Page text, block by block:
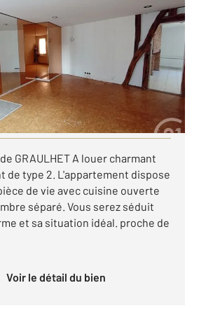
T2 à louer
€
comprises
GRAULHET A louer charmant
de type 2. L'appartement dispose
de vie avec cuisine ouverte
séparé. Vous serez séduit
et sa situation idéal. proche de
Voir le détail du bien